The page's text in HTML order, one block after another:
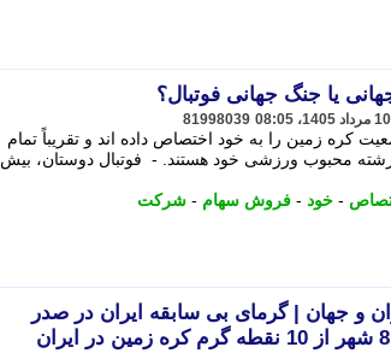
یا جنگ جهانی فوتبال؟
81998039
کره زمین را به خود اختصاص داده اند و تقریباً تمام
رشته محبوب ورزشی خود هستند. - فوتبال دوستان، بیش
- خود - فروش سهام - شرکت
و جهان | گرمای بی سابقه ایران در صدر